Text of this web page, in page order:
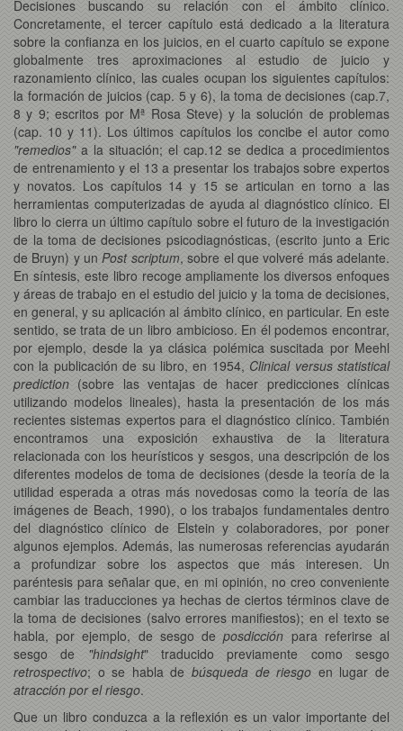
Decisiones buscando su relación con el ámbito clínico.
Concretamente, el tercer capítulo está dedicado a la literatura
sobre la confianza en los juicios, en el cuarto capítulo se expone
globalmente tres aproximaciones al estudio de juicio y
razonamiento clínico, las cuales ocupan los siguientes capítulos:
la formación de juicios (cap. 5 y 6), la toma de decisiones (cap.7,
8 y 9; escritos por Mª Rosa Steve) y la solución de problemas
(cap. 10 y 11). Los últimos capítulos los concibe el autor como
"remedios"a la situación; el cap.12 se dedica a procedimientos
de entrenamiento y el 13 a presentar los trabajos sobre expertos
y novatos. Los capítulos 14 y 15 se articulan en torno a las
herramientas computerizadas de ayuda al diagnóstico clínico. El
libro lo cierra un último capítulo sobre el futuro de la investigación
de la toma de decisiones psicodiagnósticas, (escrito junto a Eric
de Bruyn) y unPost scriptum, sobre el que volveré más adelante.
En síntesis, este libro recoge ampliamente los diversos enfoques
y áreas de trabajo en el estudio del juicio y la toma de decisiones,
en general, y su aplicación al ámbito clínico, en particular. En este
sentido, se trata de un libro ambicioso. En él podemos encontrar,
por ejemplo, desde la ya clásica polémica suscitada por Meehl
con la publicación de su libro, en 1954, Clinical versus statistical
prediction (sobre las ventajas de hacer predicciones clínicas
utilizando modelos lineales), hasta la presentación de los más
recientes sistemas expertos para el diagnóstico clínico. También
encontramos una exposición exhaustiva de la literatura
relacionada con los heurísticos y sesgos, una descripción de los
diferentes modelos de toma de decisiones (desde la teoría de la
utilidad esperada a otras más novedosas como la teoría de las
imágenes de Beach, 1990), o los trabajos fundamentales dentro
del diagnóstico clínico de Elstein y colaboradores, por poner
algunos ejemplos. Además, las numerosas referencias ayudarán
a profundizar sobre los aspectos que más interesen. Un
paréntesis para señalar que, en mi opinión, no creo conveniente
cambiar las traducciones ya hechas de ciertos términos clave de
la toma de decisiones (salvo errores manifiestos); en el texto se
habla, por ejemplo, de sesgo deposdicción para referirse al
sesgo de "hindsight" traducido previamente como sesgo
retrospectivo; o se habla de búsqueda de riesgo en lugar de
atracción por el riesgo.
Que un libro conduzca a la reflexión es un valor importante del